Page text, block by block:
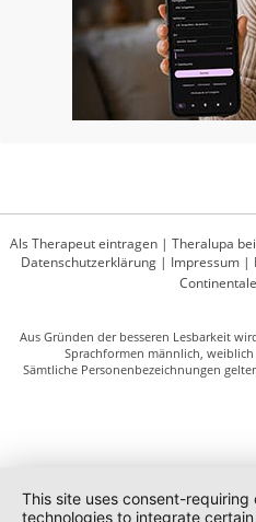
Als Therapeut eintragen | Theralupa
Datenschutzerklärung| Impressum|
Continentale
Aus Gründen der besseren Lesbarkeit
Sprachformen männlich,
Sämtliche Personenbezeichnungen
This site uses consent-
technologies to integrate